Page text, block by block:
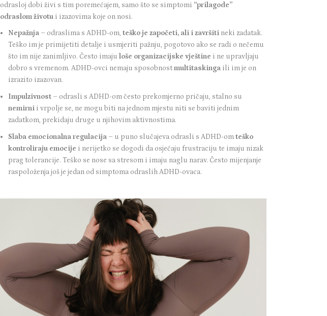
odrasloj dobi živi s tim poremećajem, samo što se simptomi “prilagode”
odraslom životu i izazovima koje on nosi.
Nepažnja – odraslima s ADHD-om,teško je započeti, ali i završiti neki zadatak.
Teško im je primijetiti detalje i usmjeriti pažnju, pogotovo ako se radi o nečemu
što im nije zanimljivo. Često imajuloše organizacijske vještine i ne upravljaju
dobro s vremenom. ADHD-ovci nemaju sposobnostmultitaskinga ili im je on
izrazito izazovan.
Impulzivnost – odrasli s ADHD-om često prekomjerno pričaju, stalno su
nemirni i vrpolje se, ne mogu biti na jednom mjestu niti se baviti jednim
zadatkom, prekidaju druge u njihovim aktivnostima.
Slaba emocionalna regulacija – u puno slučajeva odrasli s ADHD-omteško
kontroliraju emocije i nerijetko se dogodi da osjećaju frustraciju te imaju nizak
prag tolerancije. Teško se nose sa stresom i imaju naglu narav. Često mijenjanje
raspoloženja još je jedan od simptoma odraslih ADHD-ovaca.